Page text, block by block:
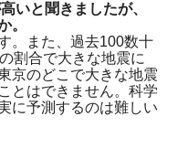
いと聞きましたが、
。
。また、過去100数十
割合で大きな地震に
京のどこで大きな地震
とはできません。科学
に予測するのは難しい